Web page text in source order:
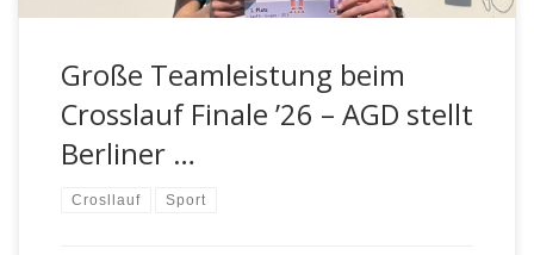
Große Teamleistung beim
Crosslauf Finale ’26 – AGD stellt
Berliner …
Crosllauf Sport